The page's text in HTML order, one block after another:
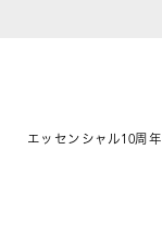
エッセンシャル10周年